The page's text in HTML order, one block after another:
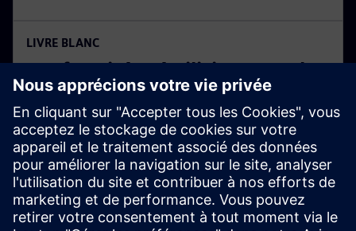
LIVRE BLANC
Conformité pré-silicium pour les
systèmes basés sur ARMD
Pour répondre aux besoins de normalisation des
utilisateurs d'Arm, le programme Arm® SystemReady
a été lancé pour soutenir un large éventail de
partenaires dans l'ecosystem des centres de données.